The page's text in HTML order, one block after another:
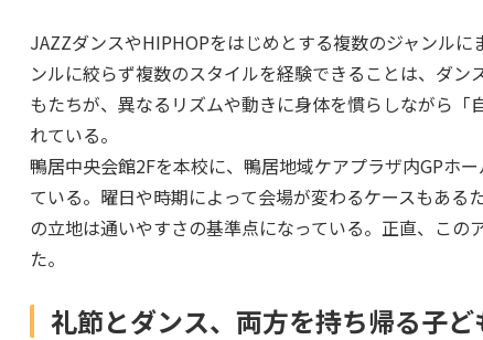
JAZZダンスやHIPHOPをはじめとする複数のジャンル
ンルに絞らず複数のスタイルを経験できることは、ダ
もたちが、異なるリズムや動きに身体を慣らしながら
れている。
鴨居中央会館2Fを本校に、鴨居地域ケアプラザ内GPホ
ている。曜日や時期によって会場が変わるケースもあ
の立地は通いやすさの基準点になっている。正直、こ
た。
礼節とダンス、両方を持ち帰る子